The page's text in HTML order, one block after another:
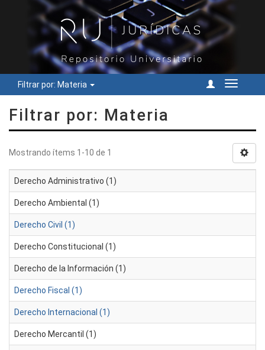
Filtrar por: Materia
Cambiar
Filtrar por: Materia
Mostrando ítems 1-10 de 1
Derecho Administrativo (1)
Derecho Ambiental (1)
Derecho Civil (1)
Derecho Constitucional (1)
Derecho de la Información (1)
Derecho Fiscal (1)
Derecho Internacional (1)
Derecho Mercantil (1)